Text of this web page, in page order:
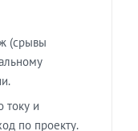
(срывы
току и
по проекту.